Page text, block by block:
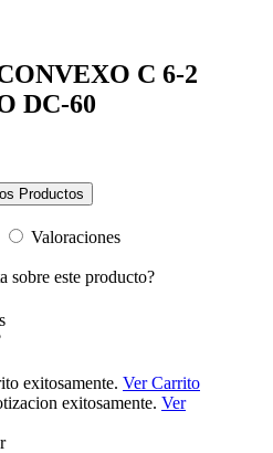
C 6-2
DC-60
Productos
Valoraciones
sobre este producto?
exitosamente. Ver Carrito
exitosamente. Ver